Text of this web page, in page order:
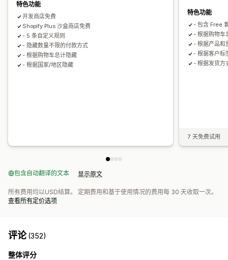
特色功能
开发商店免费
Shopify Plus 沙盒商店免费
- 5 条自定义规则
- 隐藏数量不限的付款方式
- 根据购物车总计隐藏
- 根据国家/地区隐藏
特色功能
- 包含 Free
- 根据购物车
- 根据产品和
- 根据客户标
- 根据发货方
7 天免费试用
包含自动翻译的文本 显示原文
所有费用均以USD结算。 定期费用和基于使用情况的费用每 30 天收取一次。
查看所有定价选项
评论(352)
整体评分